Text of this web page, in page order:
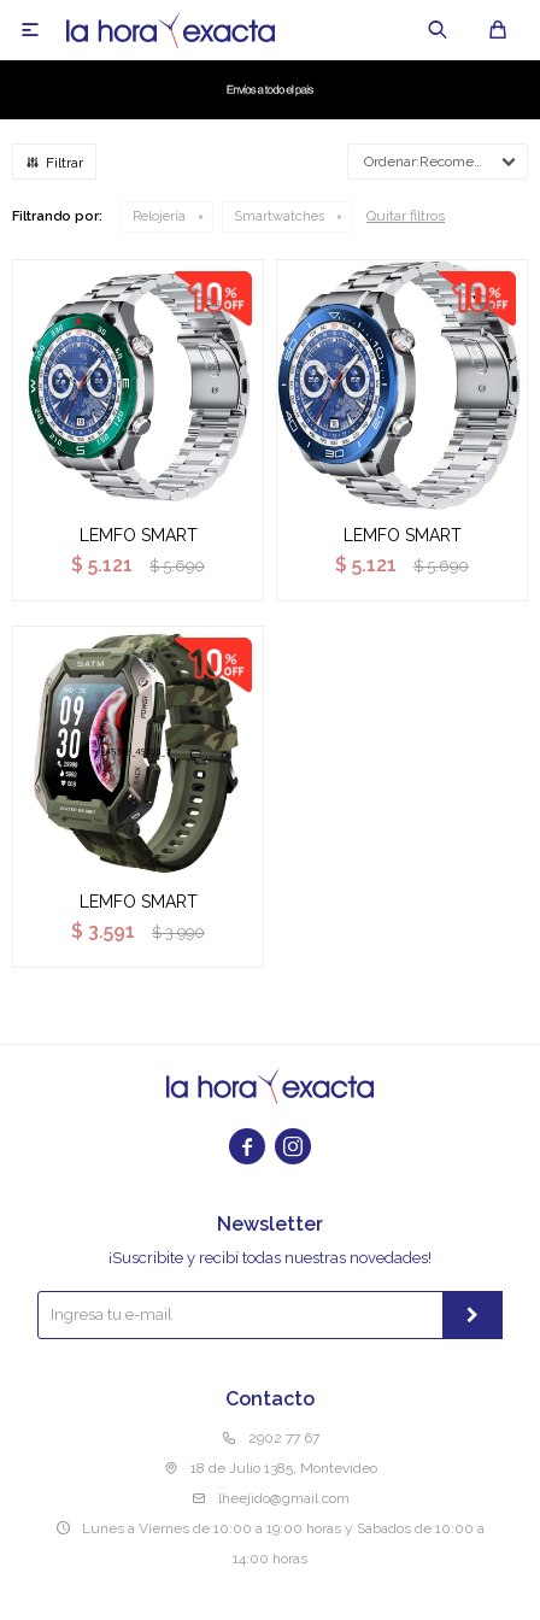

Recomendados
Filtrando por: Relojería Smartwatches Quitar filtros
LEMFO SMART
$ 5.121 $ 5.690
LEMFO SMART
$ 5.121 $ 5.690
LEMFO SMART
$ 3.591 $ 3.990
 
Contacto
2902 77 67
18 de Julio 1385, Montevideo
lheejido@gmail.com
Lunes a Viernes de 10:00 a 19:00 horas y Sábados de 10:00 a
14:00 horas
Newsletter
¡Suscribite y recibí todas nuestras novedades!